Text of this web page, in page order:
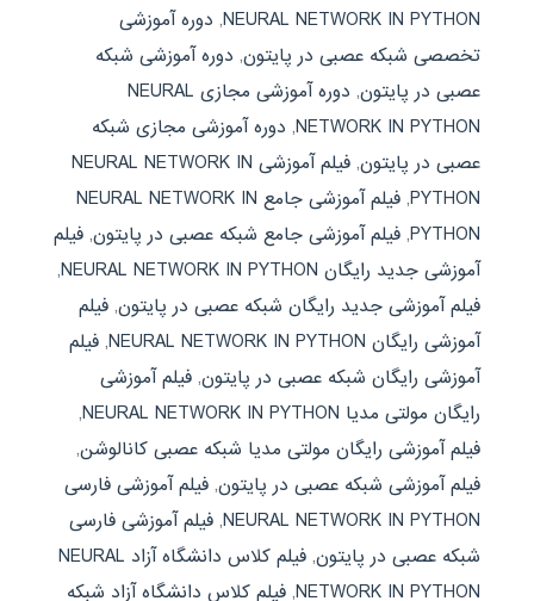
NEURAL NETWORK IN PYTHON
, دوره آموزشی
تخصصی شبکه عصبی در پایتون, دوره آموزشی شبکه
عصبی در پایتون,
دوره آموزشی مجازی NEURAL
NETWORK IN PYTHON
, دوره آموزشی مجازی شبکه
عصبی در پایتون,
فیلم آموزشی NEURAL NETWORK IN
PYTHON
,
فیلم آموزشی جامع NEURAL NETWORK IN
PYTHON
, فیلم آموزشی جامع شبکه عصبی در پایتون, فیلم
آموزشی جدید رایگان NEURAL NETWORK IN PYTHON
,
فیلم آموزشی جدید رایگان شبکه عصبی در پایتون, فیلم
آموزشی رایگان NEURAL NETWORK IN PYTHON
, فیلم
آموزشی رایگان شبکه عصبی در پایتون, فیلم آموزشی
رایگان مولتی مدیا NEURAL NETWORK IN PYTHON
,
فیلم آموزشی رایگان مولتی مدیا شبکه عصبی کانالوشن,
فیلم آموزشی شبکه عصبی در پایتون, فیلم آموزشی فارسی
NEURAL NETWORK IN PYTHON
, فیلم آموزشی فارسی
شبکه عصبی در پایتون,
فیلم کلاس دانشگاه آزاد NEURAL
NETWORK IN PYTHON
, فیلم کلاس دانشگاه آزاد شبکه